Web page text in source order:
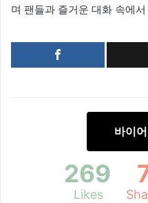
며 팬들과 즐거운 대화 속에
바이
269
Likes